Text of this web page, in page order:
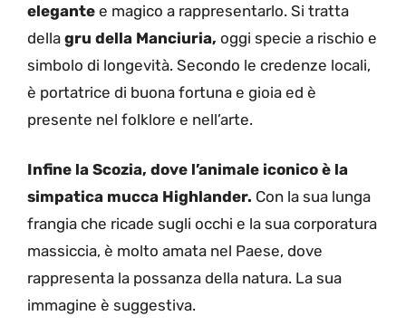
elegante e magico a rappresentarlo. Si tratta
della gru della Manciuria, oggi specie a rischio e
simbolo di longevità. Secondo le credenze locali,
è portatrice di buona fortuna e gioia ed è
presente nel folklore e nell’arte.
Infine la Scozia, dove l’animale iconico è la
simpatica mucca Highlander. Con la sua lunga
frangia che ricade sugli occhi e la sua corporatura
massiccia, è molto amata nel Paese, dove
rappresenta la possanza della natura. La sua
immagine è suggestiva.